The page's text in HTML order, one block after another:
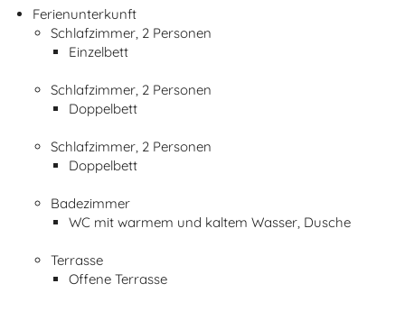
Ferienunterkunft
Schlafzimmer, 2 Personen
Einzelbett
Schlafzimmer, 2 Personen
Doppelbett
Schlafzimmer, 2 Personen
Doppelbett
Badezimmer
WC mit warmem und kaltem Wasser, Dusche
Terrasse
Offene Terrasse